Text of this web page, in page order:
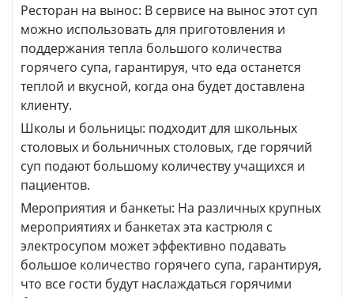
Ресторан на вынос: В сервисе на вынос этот суп
можно использовать для приготовления и
поддержания тепла большого количества
горячего супа, гарантируя, что еда останется
теплой и вкусной, когда она будет доставлена
клиенту.
Школы и больницы: подходит для школьных
столовых и больничных столовых, где горячий
суп подают большому количеству учащихся и
пациентов.
Мероприятия и банкеты: На различных крупных
мероприятиях и банкетах эта кастрюля с
электросупом может эффективно подавать
большое количество горячего супа, гарантируя,
что все гости будут наслаждаться горячими